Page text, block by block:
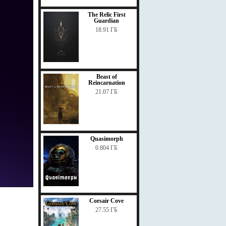
The Relic First
Guardian
18.91 ГБ
Beast of
Reincarnation
21.07 ГБ
Quasimorph
0.804 ГБ
Corsair Cove
27.55 ГБ